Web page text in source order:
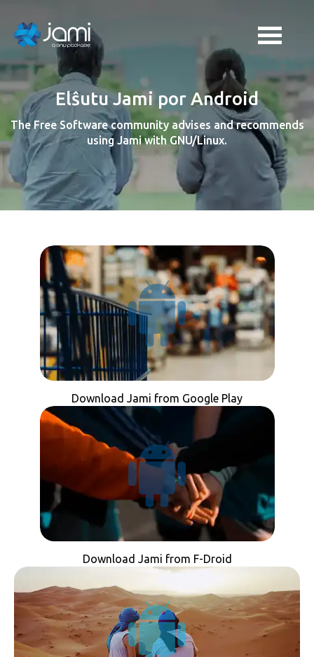
Elŝutu Jami por Android
The Free Software community advises and recommends
using Jami with GNU/Linux.
Download Jami from Google Play
Download Jami from F-Droid